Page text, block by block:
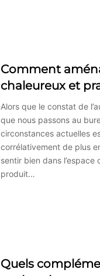
Comment
chaleureux et
Alors que le constat de
que nous passons au
circonstances actuelles
corrélativement de plus
sentir bien dans l’espace
produit…
Quels